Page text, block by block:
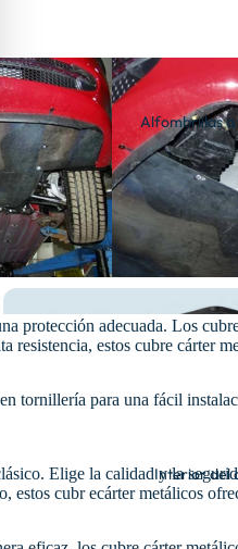
Alfombrillas a
Interior del
protección adecuada. Los
resistencia, estos cubre
tornillería para una fácil
Elige la calidad y la
estos cubr ecárter metálicos